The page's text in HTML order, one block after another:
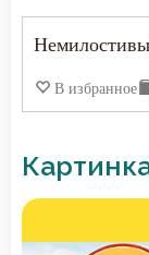
В избранное